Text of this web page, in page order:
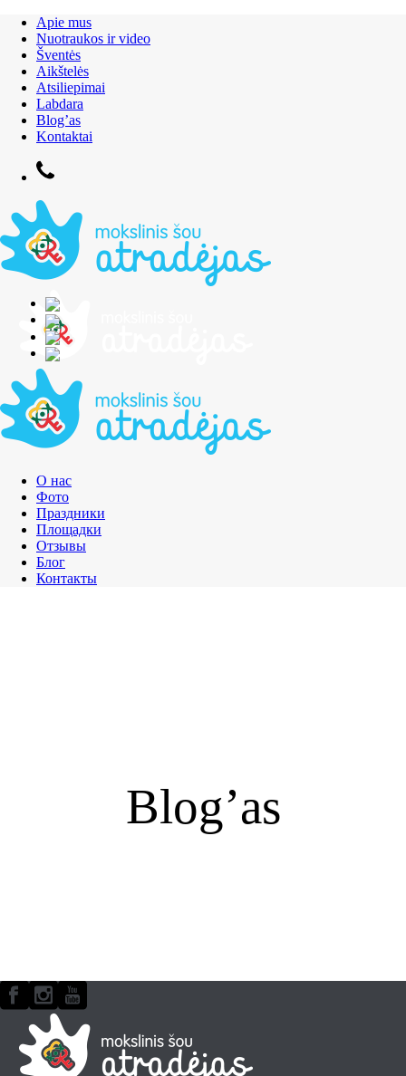
Apie mus
Nuotraukos ir video
Šventės
Aikštelės
Atsiliepimai
Labdara
Blog’as
Kontaktai
О нас
Фото
Праздники
Площадки
Отзывы
Блог
Контакты
Blog’as